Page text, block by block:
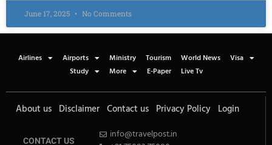
June 17, 2025 No Comments
Airlines Airports Ministry Tourism World News
Visa
Study
More E-Paper Live Tv
About us Disclaimer Contact us Privacy Policy Login
CONTACT US
info@travelpost.in